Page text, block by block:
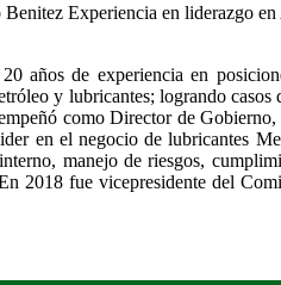
Experiencia en liderazgo
años de experiencia en
y lubricantes; logrando
como Director de
en el negocio de lubricantes
manejo de riesgos,
2018 fue vicepresidente del